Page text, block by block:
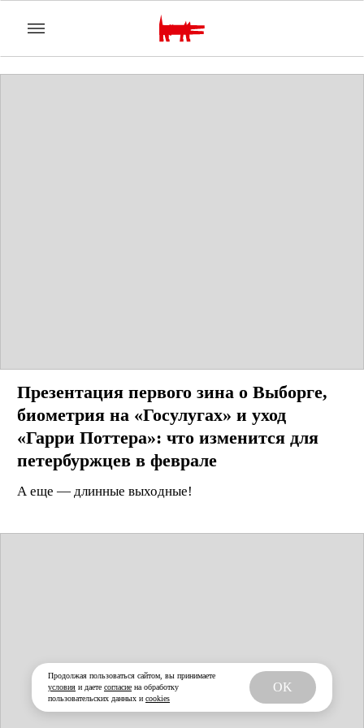
Продолжая пользоваться сайтом, вы принимаете
условия и даете согласие на обработку
пользовательских данных и cookies
OK
Презентация первого зина о Выборге,
биометрия на «Госулугах» и уход